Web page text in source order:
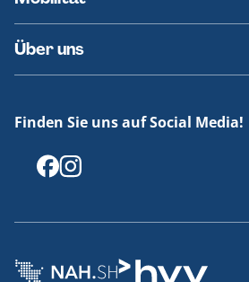
Fundsachen
Häufige Fragen
Barrierefreies Reisen
Erklärung Barrierefreiheit
Über uns
Offenlegungen
Finden Sie uns auf Social Media!